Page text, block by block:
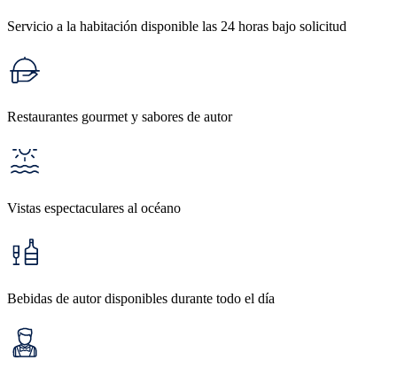
Servicio a la habitación disponible las 24 horas bajo solicitud
Restaurantes gourmet y sabores de autor
Vistas espectaculares al océano
Bebidas de autor disponibles durante todo el día